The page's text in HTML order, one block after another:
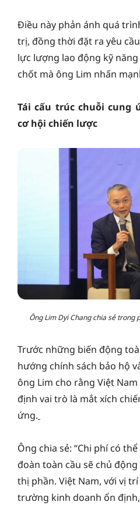
Điều này phản ánh quá
trị, đồng thời đặt ra yêu
lực lượng lao động kỹ
chốt mà ông Lim nhấn
Tái cấu trúc chuỗi cung
cơ hội chiến lược
Ông Lim Dyi Chang chia sẻ trong
Trước những biến động
hướng chính sách bảo hộ
ông Lim cho rằng Việt
định vai trò là mắt xích
ứng.
Ông chia sẻ: “Chi phí có
đoàn toàn cầu sẽ chủ
thị phần. Việt Nam, với vị
trường kinh doanh ổn